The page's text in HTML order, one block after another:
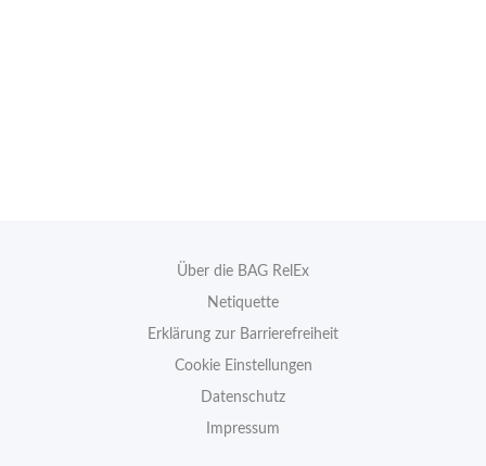
Über die BAG RelEx
Netiquette
Erklärung zur Barrierefreiheit
Cookie Einstellungen
Datenschutz
Impressum